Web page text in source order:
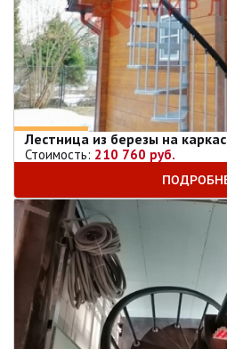
Лестница из березы на
Стоимость: 210 760 руб.